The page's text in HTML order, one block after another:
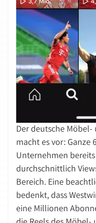
Der deutsche
macht es vor: Ganze
Unternehmen
durchschnittlich
Bereich. Eine
bedenkt, dass
eine Millionen